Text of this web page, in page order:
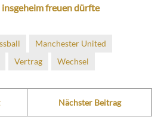
insgeheim freuen dürfte
Manchester United
Vertrag Wechsel
Nächster Beitrag